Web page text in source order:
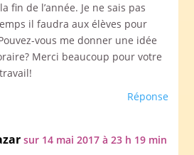
fin de l’année. Je ne sais pas
il faudra aux élèves pour
vous me donner une idée
Merci beaucoup pour votre
Réponse
sur 14 mai 2017 à 23 h 19 min